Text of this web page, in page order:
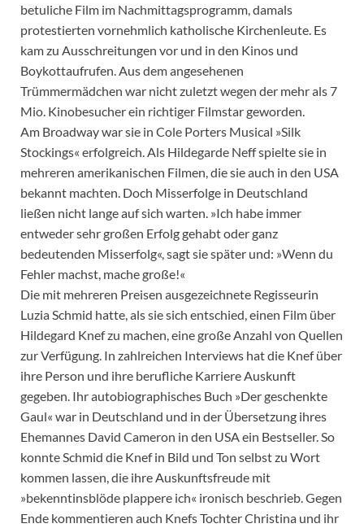
betuliche Film im Nachmittagsprogramm, damals
protestierten vornehmlich katholische Kirchenleute. Es
kam zu Ausschreitungen vor und in den Kinos und
Boykottaufrufen. Aus dem angesehenen
Trümmermädchen war nicht zuletzt wegen der mehr als 7
Mio. Kinobesucher ein richtiger Filmstar geworden.
Am Broadway war sie in Cole Porters Musical »Silk
Stockings« erfolgreich. Als Hildegarde Neff spielte sie in
mehreren amerikanischen Filmen, die sie auch in den USA
bekannt machten. Doch Misserfolge in Deutschland
ließen nicht lange auf sich warten. »Ich habe immer
entweder sehr großen Erfolg gehabt oder ganz
bedeutenden Misserfolg«, sagt sie später und: »Wenn du
Fehler machst, mache große!«
Die mit mehreren Preisen ausgezeichnete Regisseurin
Luzia Schmid hatte, als sie sich entschied, einen Film über
Hildegard Knef zu machen, eine große Anzahl von Quellen
zur Verfügung. In zahlreichen Interviews hat die Knef über
ihre Person und ihre berufliche Karriere Auskunft
gegeben. Ihr autobiographisches Buch »Der geschenkte
Gaul« war in Deutschland und in der Übersetzung ihres
Ehemannes David Cameron in den USA ein Bestseller. So
konnte Schmid die Knef in Bild und Ton selbst zu Wort
kommen lassen, die ihre Auskunftsfreude mit
»bekenntinsblöde plappere ich« ironisch beschrieb. Gegen
Ende kommentieren auch Knefs Tochter Christina und ihr